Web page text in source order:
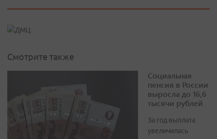
Смотрите также
Социальная
пенсия в России
выросла до 16,6
тысячи рублей
За год выплата
увеличилась